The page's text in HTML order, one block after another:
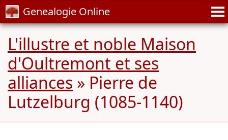
Genealogie Online
L'illustre et noble Maison
d'Oultremont et ses
alliances » Pierre de
Lutzelburg (1085-1140)